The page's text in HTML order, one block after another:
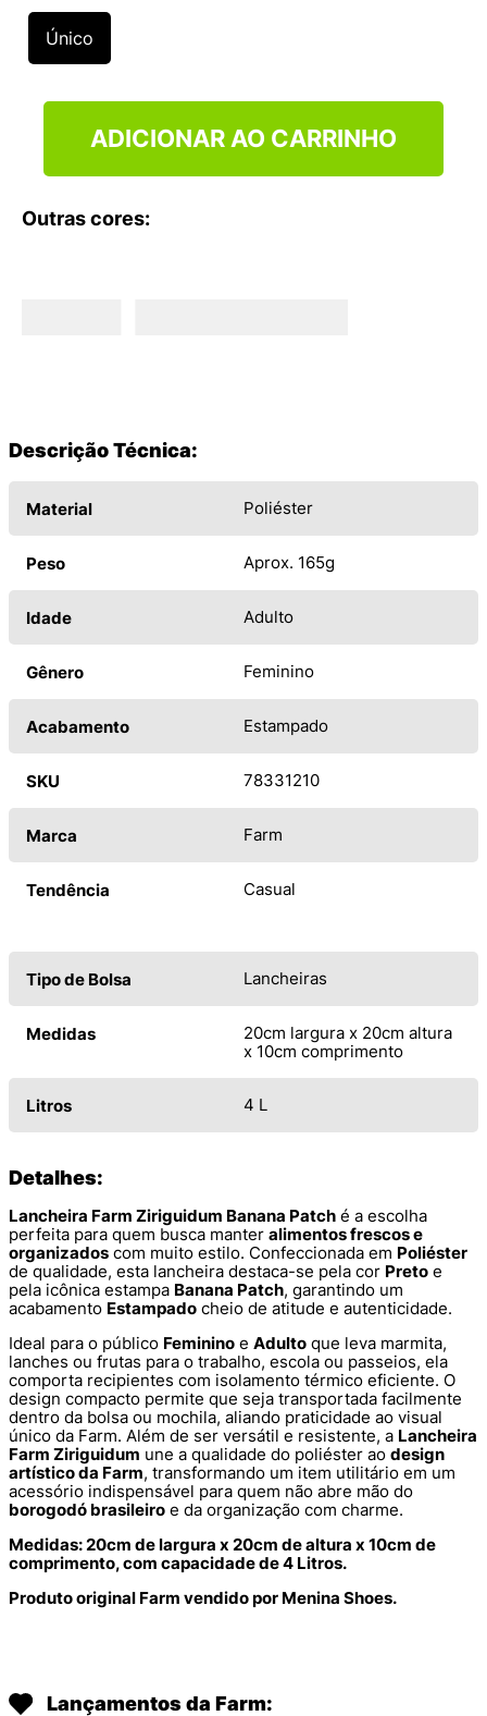
Único
ADICIONAR AO CARRINHO
Outras cores:
Descrição Técnica:
Material Poliéster
Peso Aprox. 165g
Idade Adulto
Gênero Feminino
Acabamento Estampado
SKU 78331210
Marca Farm
Tendência Casual
Tipo de Bolsa Lancheiras
Medidas
20cm largura x 20cm altura
x 10cm comprimento
Litros 4 L
Detalhes:
Lancheira Farm Ziriguidum Banana Patch é a escolha
perfeita para quem busca manter alimentos frescos e
organizados com muito estilo. Confeccionada em Poliéster
de qualidade, esta lancheira destaca-se pela cor Preto e
pela icônica estampa Banana Patch, garantindo um
acabamento Estampado cheio de atitude e autenticidade.
Ideal para o público Feminino e Adulto que leva marmita,
lanches ou frutas para o trabalho, escola ou passeios, ela
comporta recipientes com isolamento térmico eficiente. O
design compacto permite que seja transportada facilmente
dentro da bolsa ou mochila, aliando praticidade ao visual
único da Farm. Além de ser versátil e resistente, a Lancheira
Farm Ziriguidum une a qualidade do poliéster ao design
artístico da Farm, transformando um item utilitário em um
acessório indispensável para quem não abre mão do
borogodó brasileiro e da organização com charme.
Medidas: 20cm de largura x 20cm de altura x 10cm de
comprimento, com capacidade de 4 Litros.
Produto original Farm vendido por Menina Shoes.
Lançamentos da Farm:
9º
NEW 530
10º VEJA COUNTRY